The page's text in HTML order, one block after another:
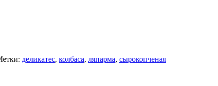
деликатес, колбаса, ляпарма, сырокопченая